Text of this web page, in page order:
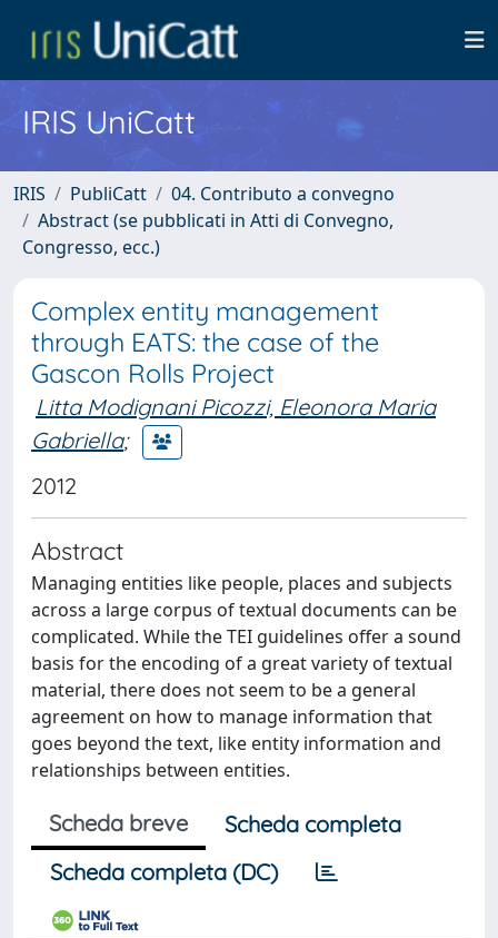
IRIS UniCatt
IRIS PubliCatt
04. Contributo a convegno
Abstract (se pubblicati in Atti di Convegno,
Congresso, ecc.)
Complex entity management
through EATS: the case of the
Gascon Rolls Project
Litta Modignani Picozzi, Eleonora Maria
Gabriella;
2012
Abstract
Managing entities like people, places and subjects
across a large corpus of textual documents can be
complicated. While the TEI guidelines offer a sound
basis for the encoding of a great variety of textual
material, there does not seem to be a general
agreement on how to manage information that
goes beyond the text, like entity information and
relationships between entities.
Scheda breve
Scheda completa
Scheda completa (DC)